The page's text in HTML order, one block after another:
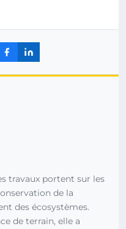
travaux portent sur les
de la
des écosystèmes.
de terrain, elle a